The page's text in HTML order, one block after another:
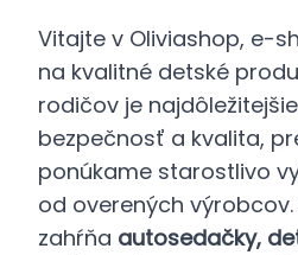
Vitajte v Oliviashop, e-
na kvalitné detské
rodičov je
bezpečnosť a kvalita,
ponúkame starostlivo
od overených
zahŕňa autosedačky,